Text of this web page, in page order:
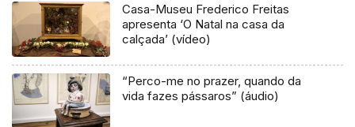
Casa-Museu Frederico Freitas
apresenta ‘O Natal na casa da
calçada’ (vídeo)
“Perco-me no prazer, quando da
vida fazes pássaros” (áudio)